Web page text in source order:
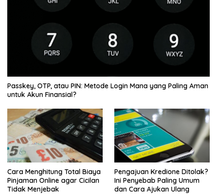
Passkey, OTP, atau PIN: Metode Login Mana yang Paling Aman
untuk Akun Finansial?
Cara Menghitung Total Biaya
Pinjaman Online agar Cicilan
Tidak Menjebak
Pengajuan Kredione Ditolak?
Ini Penyebab Paling Umum
dan Cara Ajukan Ulang